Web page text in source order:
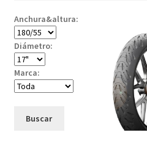
Anchura&altura:
Diámetro:
Marca:
Buscar